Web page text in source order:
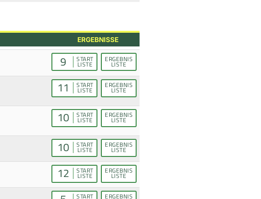
ERGEBNISSE
9 START
LISTE
ERGEBNIS
LISTE
11 START
LISTE
ERGEBNIS
LISTE
10 START
LISTE
ERGEBNIS
LISTE
10 START
LISTE
ERGEBNIS
LISTE
12 START
LISTE
ERGEBNIS
LISTE
START ERGEBNIS